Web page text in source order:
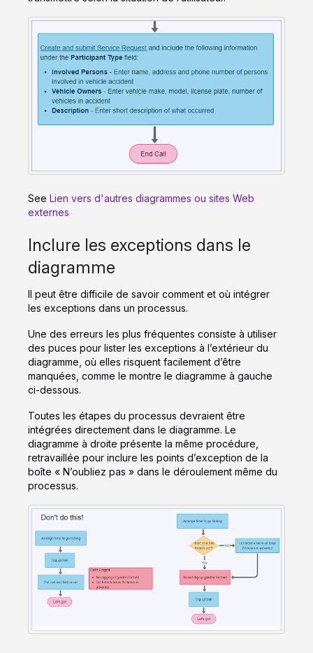
See Lien vers d'autres diagrammes ou sites Web
externes
Inclure les exceptions dans le
diagramme
Il peut être difficile de savoir comment et où intégrer
les exceptions dans un processus.
Une des erreurs les plus fréquentes consiste à utiliser
des puces pour lister les exceptions à l’extérieur du
diagramme, où elles risquent facilement d’être
manquées, comme le montre le diagramme à gauche
ci-dessous.
Toutes les étapes du processus devraient être
intégrées directement dans le diagramme. Le
diagramme à droite présente la même procédure,
retravaillée pour inclure les points d’exception de la
boîte « N’oubliez pas » dans le déroulement même du
processus.